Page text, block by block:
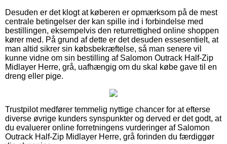
Desuden er det klogt at køberen er opmærksom på de mest
centrale betingelser der kan spille ind i forbindelse med
bestillingen, eksempelvis den returrettighed online shoppen
kører med. På grund af dette er det desuden essesentielt, at
man altid sikrer sin købsbekræftelse, så man senere vil
kunne vidne om sin bestilling af Salomon Outrack Half-Zip
Midlayer Herre, grå, uafhængig om du skal købe gave til en
dreng eller pige.
Trustpilot medfører temmelig nyttige chancer for at efterse
diverse øvrige kunders synspunkter og derved er det godt, at
du evaluerer online forretningens vurderinger af Salomon
Outrack Half-Zip Midlayer Herre, grå forinden du færdiggør